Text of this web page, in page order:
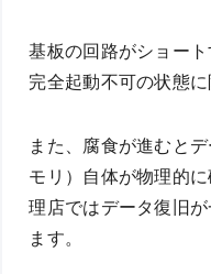
基板の回路がショー
完全起動不可の状態に
また、腐食が進むと
モリ）自体が物理的
理店ではデータ復旧
ます。